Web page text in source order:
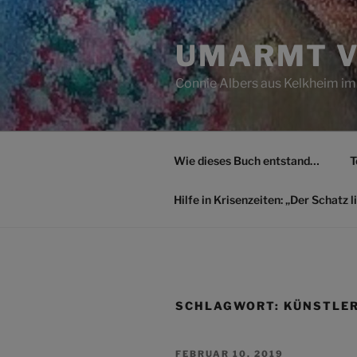
Zum
Inhalt
springen
UMARMT
Connie Albers aus Kelkheim
Wie dieses Buch entstand…
Hilfe in Krisenzeiten: „Der Schatz
SCHLAGWORT:
VERÖFFENTLICHT
FEBRUAR 10, 2019